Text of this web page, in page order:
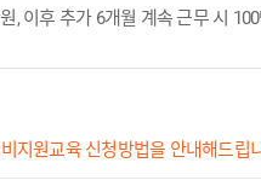
, 이후 추가 6개월 계속 근무 시
지원교육 신청방법을 안내해드립